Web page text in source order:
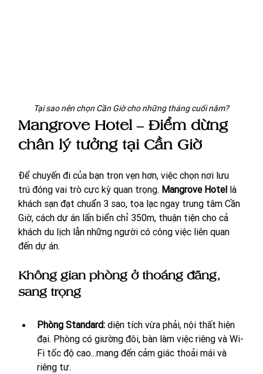
Tại sao nên chọn Cần Giờ cho những tháng cuối năm?
Mangrove Hotel – Điểm dừng
chân lý tưởng tại Cần Giờ
Để chuyến đi của bạn trọn vẹn hơn, việc chọn nơi lưu
trú đóng vai trò cực kỳ quan trọng. Mangrove Hotel là
khách sạn đạt chuẩn 3 sao, tọa lạc ngay trung tâm Cần
Giờ, cách dự án lấn biển chỉ 350m, thuận tiện cho cả
khách du lịch lẫn những người có công việc liên quan
đến dự án.
Không gian phòng ở thoáng đãng,
sang trọng
Phòng Standard: diện tích vừa phải, nội thất hiện
đại. Phòng có giường đôi, bàn làm việc riêng và Wi-
Fi tốc độ cao...mang đến cảm giác thoải mái và
riêng tư.